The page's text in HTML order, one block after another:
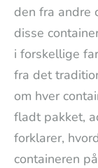
den fra andre
disse
i forskellige
fra det
om hver
fladt pakket,
forklarer,
containeren